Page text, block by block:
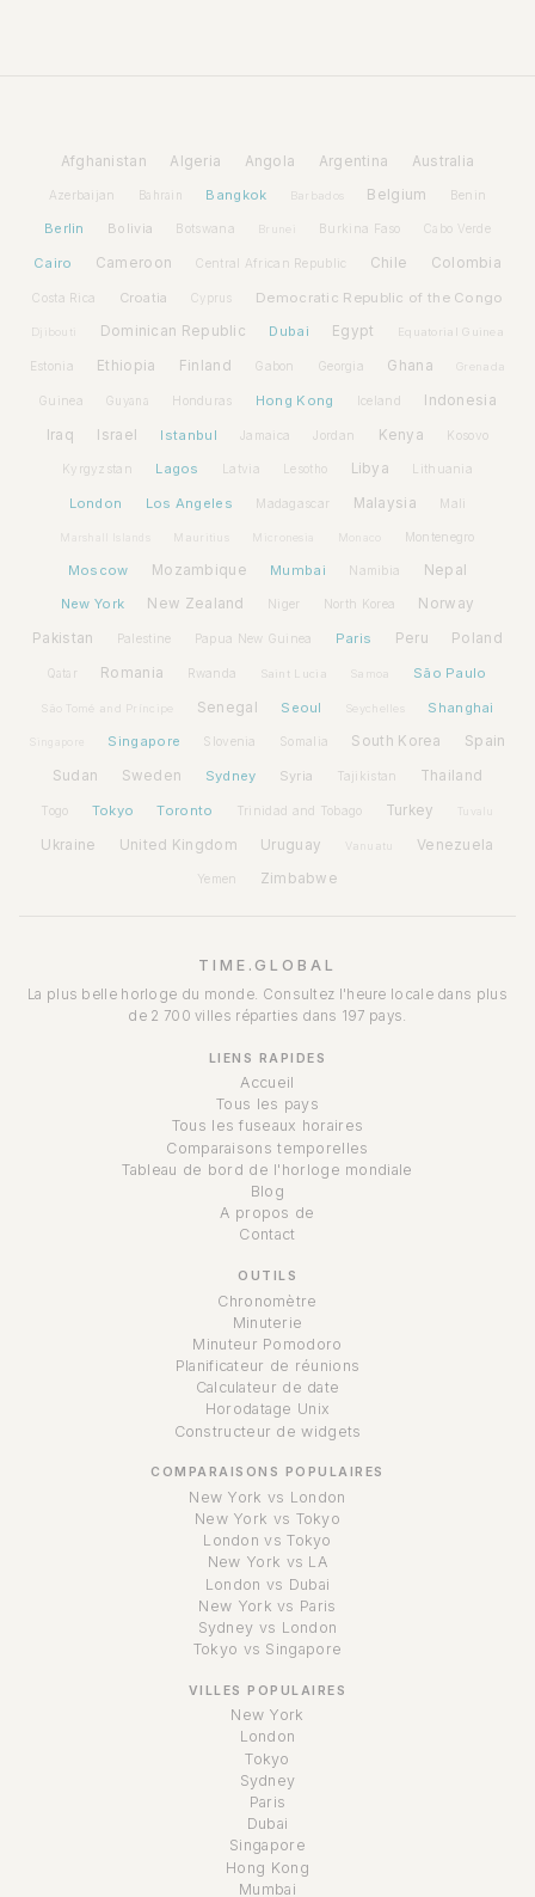
Afghanistan Algeria Angola Argentina Australia
Azerbaijan Bahrain Bangkok Barbados Belgium Benin
Berlin Bolivia Botswana Brunei Burkina Faso Cabo Verde
Cairo Cameroon Central African Republic Chile Colombia
Costa Rica Croatia Cyprus Democratic Republic of the Congo
Djibouti Dominican Republic Dubai Egypt Equatorial Guinea
Estonia Ethiopia Finland Gabon Georgia Ghana Grenada
Guinea Guyana Honduras Hong Kong Iceland Indonesia
Iraq Israel Istanbul Jamaica Jordan Kenya Kosovo
Kyrgyzstan Lagos Latvia Lesotho Libya Lithuania
London Los Angeles Madagascar Malaysia Mali
Mauritius Micronesia Monaco Montenegro
Moscow Mozambique Mumbai Namibia Nepal
New York New Zealand Niger North Korea Norway
Pakistan Palestine Papua New Guinea Paris Peru Poland
Qatar Romania Rwanda Saint Lucia Samoa São Paulo
São Tomé and Príncipe Senegal Seoul Seychelles Shanghai
Singapore Slovenia Somalia South Korea Spain
Sudan Sweden Sydney Syria Tajikistan Thailand
Togo Tokyo Toronto Trinidad and Tobago Turkey Tuvalu
Ukraine United Kingdom Uruguay Vanuatu Venezuela
Yemen Zimbabwe
TIME.GLOBAL
La plus belle horloge du monde. Consultez l'heure locale dans plus
de 2 700 villes réparties dans 197 pays.
LIENS RAPIDES
Accueil
Tous les pays
Tous les fuseaux horaires
Comparaisons temporelles
Tableau de bord de l'horloge mondiale
Blog
A propos de
Contact
OUTILS
Chronomètre
Minuterie
Minuteur Pomodoro
Planificateur de réunions
Calculateur de date
Horodatage Unix
Constructeur de widgets
COMPARAISONS POPULAIRES
New York vs London
New York vs Tokyo
London vs Tokyo
New York vs LA
London vs Dubai
New York vs Paris
Sydney vs London
Tokyo vs Singapore
VILLES POPULAIRES
New York
London
Tokyo
Sydney
Paris
Dubai
Singapore
Hong Kong
Mumbai